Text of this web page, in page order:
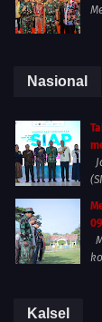
Nasional
Kalsel